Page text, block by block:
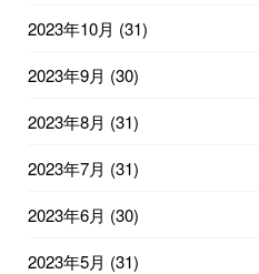
2023年10月 (31)
2023年9月 (30)
2023年8月 (31)
2023年7月 (31)
2023年6月 (30)
2023年5月 (31)